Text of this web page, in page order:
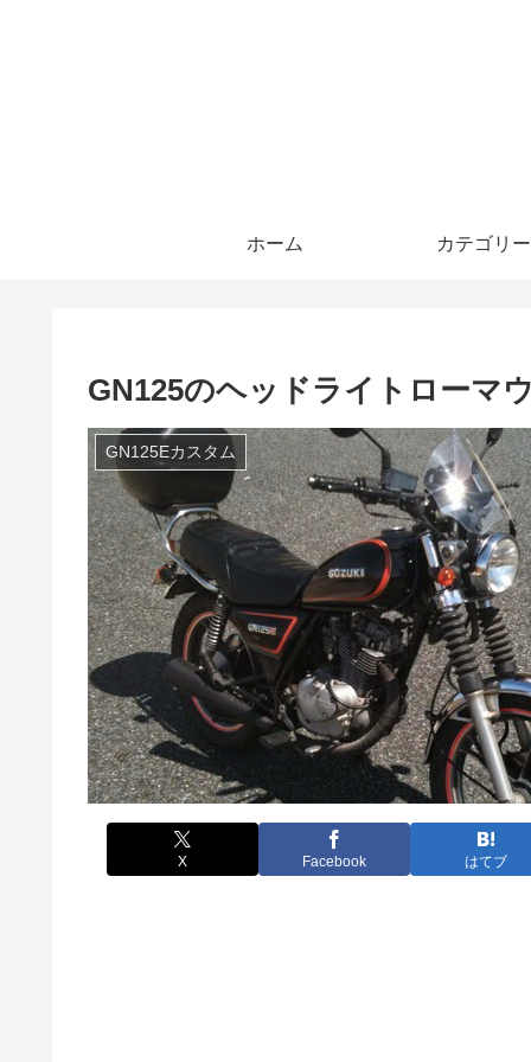
ホーム カテゴリー
GN125のヘッドライトローマ
GN125Eカスタム
X Facebook はてブ